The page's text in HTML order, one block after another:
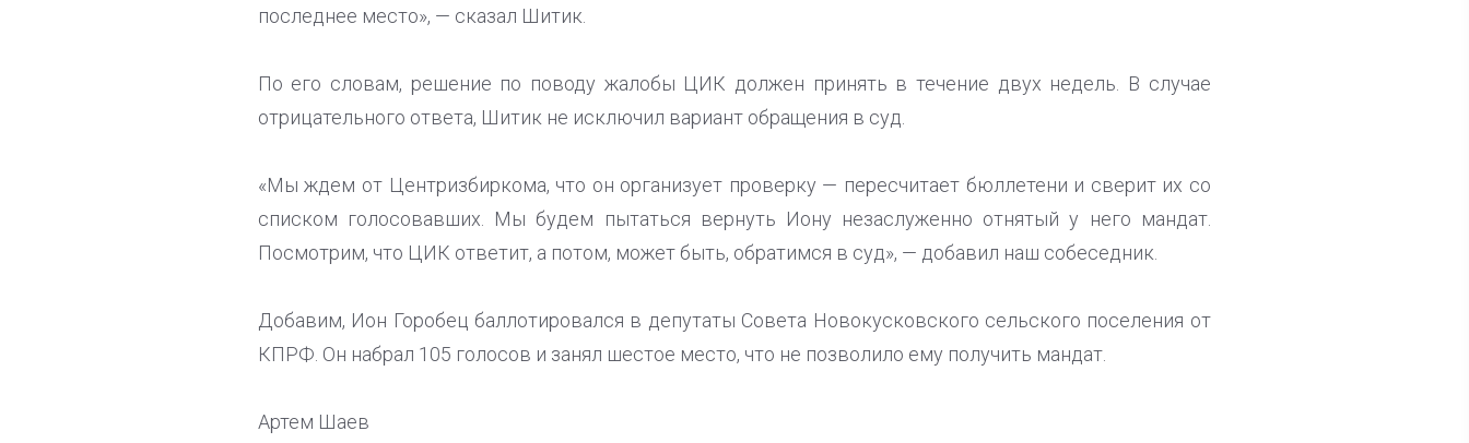
последнее место», — сказал Шитик.
По его словам, решение по поводу жалобы ЦИК должен принять в течение двух недель. В случае
отрицательного ответа, Шитик не исключил вариант обращения в суд.
«Мы ждем от Центризбиркома, что он организует проверку — пересчитает бюллетени и сверит их со
списком голосовавших. Мы будем пытаться вернуть Иону незаслуженно отнятый у него мандат.
Посмотрим, что ЦИК ответит, а потом, может быть, обратимся в суд», — добавил наш собеседник.
Добавим, Ион Горобец баллотировался в депутаты Совета Новокусковского сельского поселения от
КПРФ. Он набрал 105 голосов и занял шестое место, что не позволило ему получить мандат.
Артем Шаев